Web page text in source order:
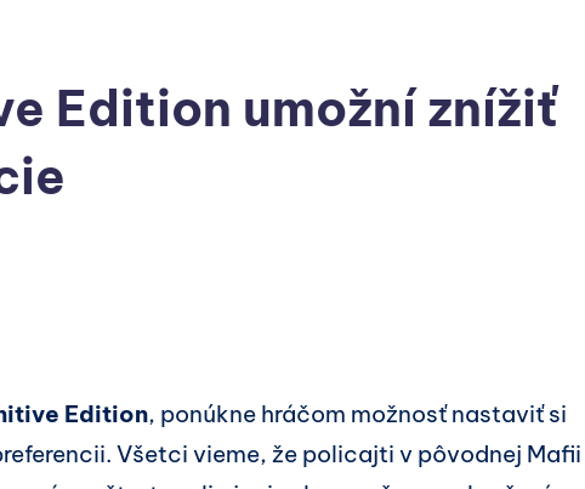
Edition umožní znížiť
Edition, ponúkne hráčom možnosť nastaviť si
Všetci vieme, že policajti v pôvodnej Mafii